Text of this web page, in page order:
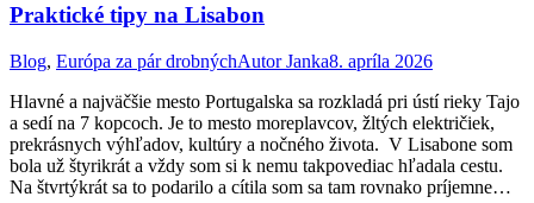
Praktické tipy na Lisabon
Blog, Európa za pár drobnýchAutorJanka8. apríla 2026
Hlavné a najväčšie mesto Portugalska sa rozkladá pri ústí rieky Tajo
a sedí na 7 kopcoch. Je to mesto moreplavcov, žltých električiek,
prekrásnych výhľadov, kultúry a nočného života. V Lisabone som
bola už štyrikrát a vždy som si k nemu takpovediac hľadala cestu.
Na štvrtýkrát sa to podarilo a cítila som sa tam rovnako príjemne…